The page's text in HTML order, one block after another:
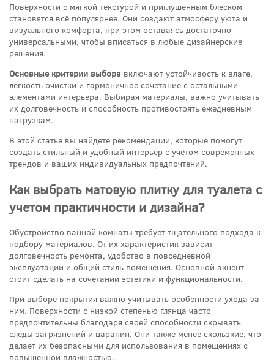
Поверхности с мягкой текстурой и приглушенным блеском
становятся всё популярнее. Они создают атмосферу уюта и
визуального комфорта, при этом оставаясь достаточно
универсальными, чтобы вписаться в любые дизайнерские
решения.
Основные критерии выбора включают устойчивость к влаге,
легкость очистки и гармоничное сочетание с остальными
элементами интерьера. Выбирая материалы, важно учитывать
их долговечность и способность противостоять ежедневным
нагрузкам.
В этой статье вы найдете рекомендации, которые помогут
создать стильный и удобный интерьер с учётом современных
трендов и ваших индивидуальных предпочтений.
Как выбрать матовую плитку для туалета с
учетом практичности и дизайна?
Обустройство ванной комнаты требует тщательного подхода к
подбору материалов. От их характеристик зависит
долговечность ремонта, удобство в повседневной
эксплуатации и общий стиль помещения. Основной акцент
стоит сделать на сочетании эстетики и функциональности.
При выборе покрытия важно учитывать особенности ухода за
ним. Поверхности с низкой степенью глянца часто
предпочтительны благодаря своей способности скрывать
следы загрязнений и царапин. Они также менее скользкие, что
делает их безопасными для использования в помещениях с
повышенной влажностью.